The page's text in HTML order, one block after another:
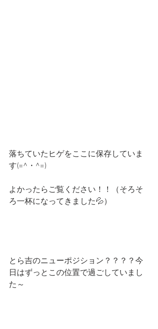
落ちていたヒゲをここに保存していま
す(=^・^=)
よかったらご覧ください！！（そろそ
ろ一杯になってきました💦）
とら吉のニューポジション？？？？今
日はずっとこの位置で過ごしていまし
た～